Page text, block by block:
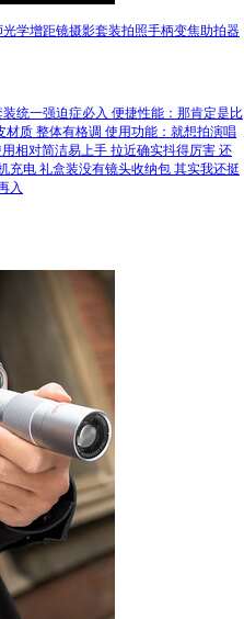
光学增距镜摄影套装拍照手柄变焦助拍器
统一强迫症必入 便捷性能：那肯定是比
质 整体有格调 使用功能：就想拍演唱
相对简洁易上手 拉近确实抖得厉害 还
充电 礼盒装没有镜头收纳包 其实我还挺
入